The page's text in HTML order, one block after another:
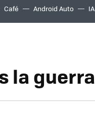
Café Android Auto IA
la guerra